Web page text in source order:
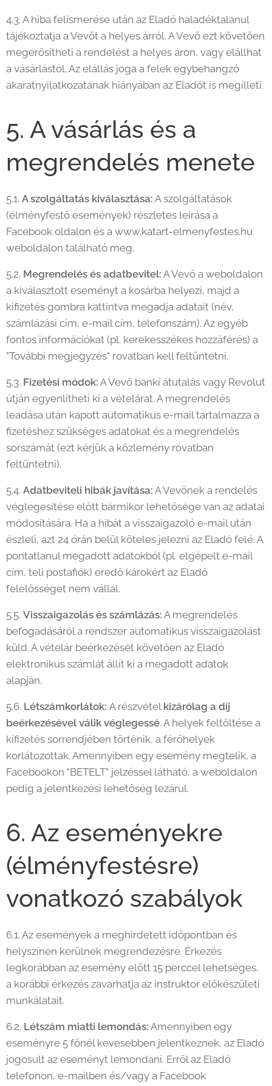
4.3. A hiba felismerése után az Eladó haladéktalanul
tájékoztatja a Vevőt a helyes árról. A Vevő ezt követően
megerősítheti a rendelést a helyes áron, vagy elállhat
a vásárlástól. Az elállás joga a felek egybehangzó
akaratnyilatkozatának hiányában az Eladót is megilleti.
5. A vásárlás és a
megrendelés menete
5.1. A szolgáltatás kiválasztása: A szolgáltatások
(élményfestő események) részletes leírása a
Facebook oldalon és a www.katart-elmenyfestes.hu
weboldalon található meg.
5.2. Megrendelés és adatbevitel: A Vevő a weboldalon
a kiválasztott eseményt a kosárba helyezi, majd a
kifizetés gombra kattintva megadja adatait (név,
számlázási cím, e-mail cím, telefonszám). Az egyéb
fontos információkat (pl. kerekesszékes hozzáférés) a
"További megjegyzés" rovatban kell feltüntetni.
5.3. Fizetési módok: A Vevő banki átutalás vagy Revolut
útján egyenlítheti ki a vételárat. A megrendelés
leadása után kapott automatikus e-mail tartalmazza a
fizetéshez szükséges adatokat és a megrendelés
sorszámát (ezt kérjük a közlemény rovatban
feltüntetni).
5.4. Adatbeviteli hibák javítása: A Vevőnek a rendelés
véglegesítése előtt bármikor lehetősége van az adatai
módosítására. Ha a hibát a visszaigazoló e-mail után
észleli, azt 24 órán belül köteles jelezni az Eladó felé. A
pontatlanul megadott adatokból (pl. elgépelt e-mail
cím, teli postafiók) eredő károkért az Eladó
felelősséget nem vállal.
5.5. Visszaigazolás és számlázás: A megrendelés
befogadásáról a rendszer automatikus visszaigazolást
küld. A vételár beérkezését követően az Eladó
elektronikus számlát állít ki a megadott adatok
alapján.
5.6. Létszámkorlátok: A részvétel kizárólag a díj
beérkezésével válik véglegessé. A helyek feltöltése a
kifizetés sorrendjében történik, a férőhelyek
korlátozottak. Amennyiben egy esemény megtelik, a
Facebookon "BETELT" jelzéssel látható, a weboldalon
pedig a jelentkezési lehetőség lezárul.
6. Az eseményekre
(élményfestésre)
vonatkozó szabályok
6.1. Az események a meghirdetett időpontban és
helyszínen kerülnek megrendezésre. Érkezés
legkorábban az esemény előtt 15 perccel lehetséges,
a korábbi érkezés zavarhatja az instruktor előkészületi
munkálatait.
6.2. Létszám miatti lemondás: Amennyiben egy
eseményre 5 főnél kevesebben jelentkeznek, az Eladó
jogosult az eseményt lemondani. Erről az Eladó
telefonon, e-mailben és/vagy a Facebook